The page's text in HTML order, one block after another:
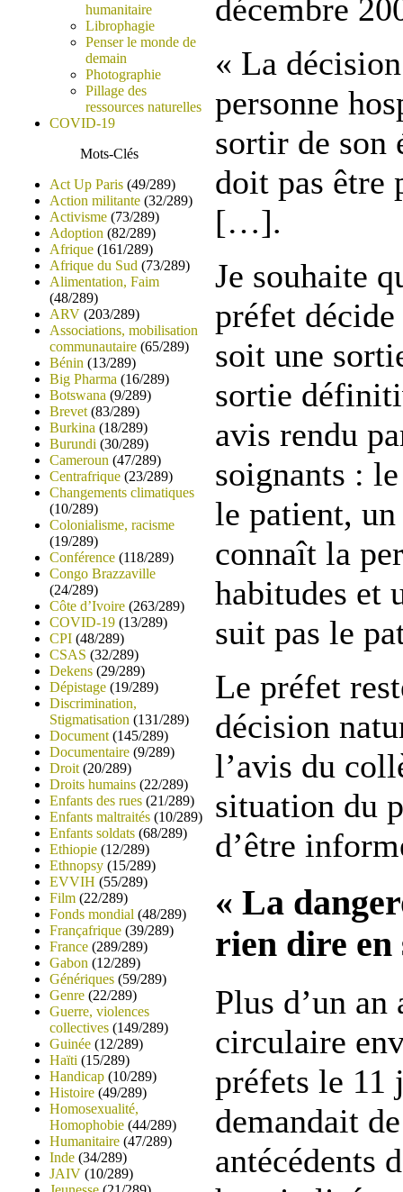
humanitaire
Librophagie
Penser le monde de
demain
Photographie
Pillage des
ressources naturelles
COVID-19
Mots-Clés
Act Up Paris (49/289)
Action militante (32/289)
Activisme (73/289)
Adoption (82/289)
Afrique (161/289)
Afrique du Sud (73/289)
Alimentation, Faim
(48/289)
ARV (203/289)
Associations, mobilisation
communautaire (65/289)
Bénin (13/289)
Big Pharma (16/289)
Botswana (9/289)
Brevet (83/289)
Burkina (18/289)
Burundi (30/289)
Cameroun (47/289)
Centrafrique (23/289)
Changements climatiques
(10/289)
Colonialisme, racisme
(19/289)
Conférence (118/289)
Congo Brazzaville
(24/289)
Côte d’Ivoire (263/289)
COVID-19 (13/289)
CPI (48/289)
CSAS (32/289)
Dekens (29/289)
Dépistage (19/289)
Discrimination,
Stigmatisation (131/289)
Document (145/289)
Documentaire (9/289)
Droit (20/289)
Droits humains (22/289)
Enfants des rues (21/289)
Enfants maltraités (10/289)
Enfants soldats (68/289)
Ethiopie (12/289)
Ethnopsy (15/289)
EVVIH (55/289)
Film (22/289)
Fonds mondial (48/289)
Françafrique (39/289)
France (289/289)
Gabon (12/289)
Génériques (59/289)
Genre (22/289)
Guerre, violences
collectives (149/289)
Guinée (12/289)
Haïti (15/289)
Handicap (10/289)
Histoire (49/289)
Homosexualité,
Homophobie (44/289)
Humanitaire (47/289)
Inde (34/289)
JAIV (10/289)
décembre
« La
personne
sortir de son
doit pas être
[…].
Je souhaite
préfet
soit une
sortie
avis rendu
soignants :
le patient,
connaît la
habitudes et
suit pas le
Le préfet
décision
l’avis du
situation du
d’être
« La
rien dire en
Plus d’un an
circulaire
préfets le 11
demandait
antécédents